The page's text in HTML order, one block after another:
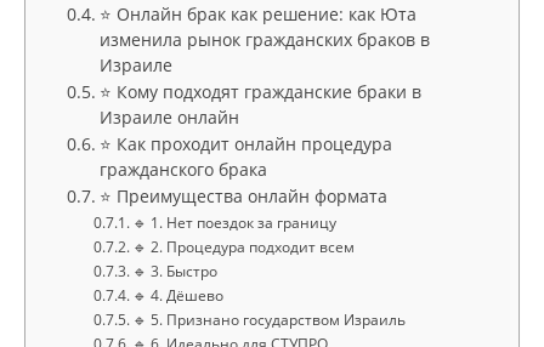
⭐ Онлайн брак как решение: как Юта
изменила рынок гражданских браков в
Израиле
⭐ Кому подходят гражданские браки в
Израиле онлайн
⭐ Как проходит онлайн процедура
гражданского брака
⭐ Преимущества онлайн формата
🔹 1. Нет поездок за границу
🔹 2. Процедура подходит всем
🔹 3. Быстро
🔹 4. Дёшево
🔹 5. Признано государством Израиль